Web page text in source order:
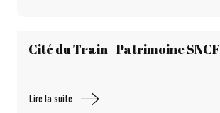
Cité du Train - Patrimoine SNCF
Lire la suite